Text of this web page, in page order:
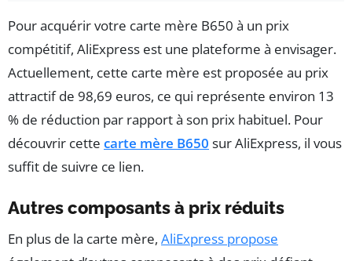
Pour acquérir votre carte mère B650 à un prix
compétitif, AliExpress est une plateforme à envisager.
Actuellement, cette carte mère est proposée au prix
attractif de 98,69 euros, ce qui représente environ 13
% de réduction par rapport à son prix habituel. Pour
découvrir cette carte mère B650 sur AliExpress, il vous
suffit de suivre ce lien.
Autres composants à prix réduits
En plus de la carte mère, AliExpress propose